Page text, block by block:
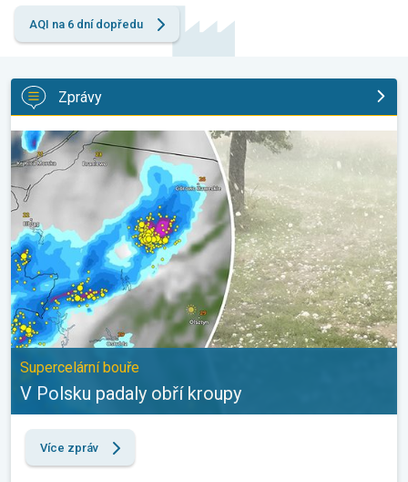
AQI na 6 dní dopředu
Zprávy
V Polsku padaly obří kroupy. Supercelární bouře. . .
Supercelární bouře
V Polsku padaly obří kroupy
Více zpráv